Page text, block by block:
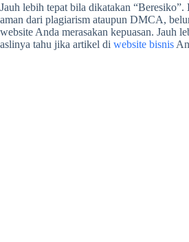
Jauh lebih tepat bila dikatakan
aman dari plagiarism ataupun DMCA,
website Anda merasakan kepuasan. Jauh
aslinya tahu jika artikel di website bisnis